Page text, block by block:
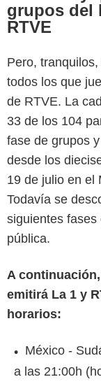
grupos del
RTVE
Pero,
todos los que
de RTVE. La
33 de los 104
fase de grupos
desde los
19 de julio en el
Todavía se
siguientes
pública.
A
emitirá La 1 y
horarios:
México -
a las 21:00h